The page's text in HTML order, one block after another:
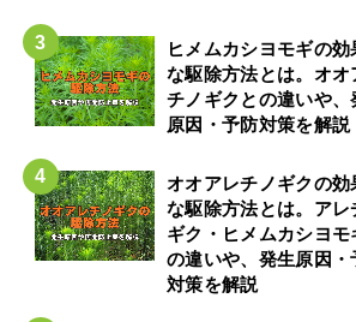
ヒメムカシヨモギの効
な駆除方法とは。オオ
チノギクとの違いや、
原因・予防対策を解説
オオアレチノギクの効
な駆除方法とは。アレ
ギク・ヒメムカシヨモ
の違いや、発生原因・
対策を解説